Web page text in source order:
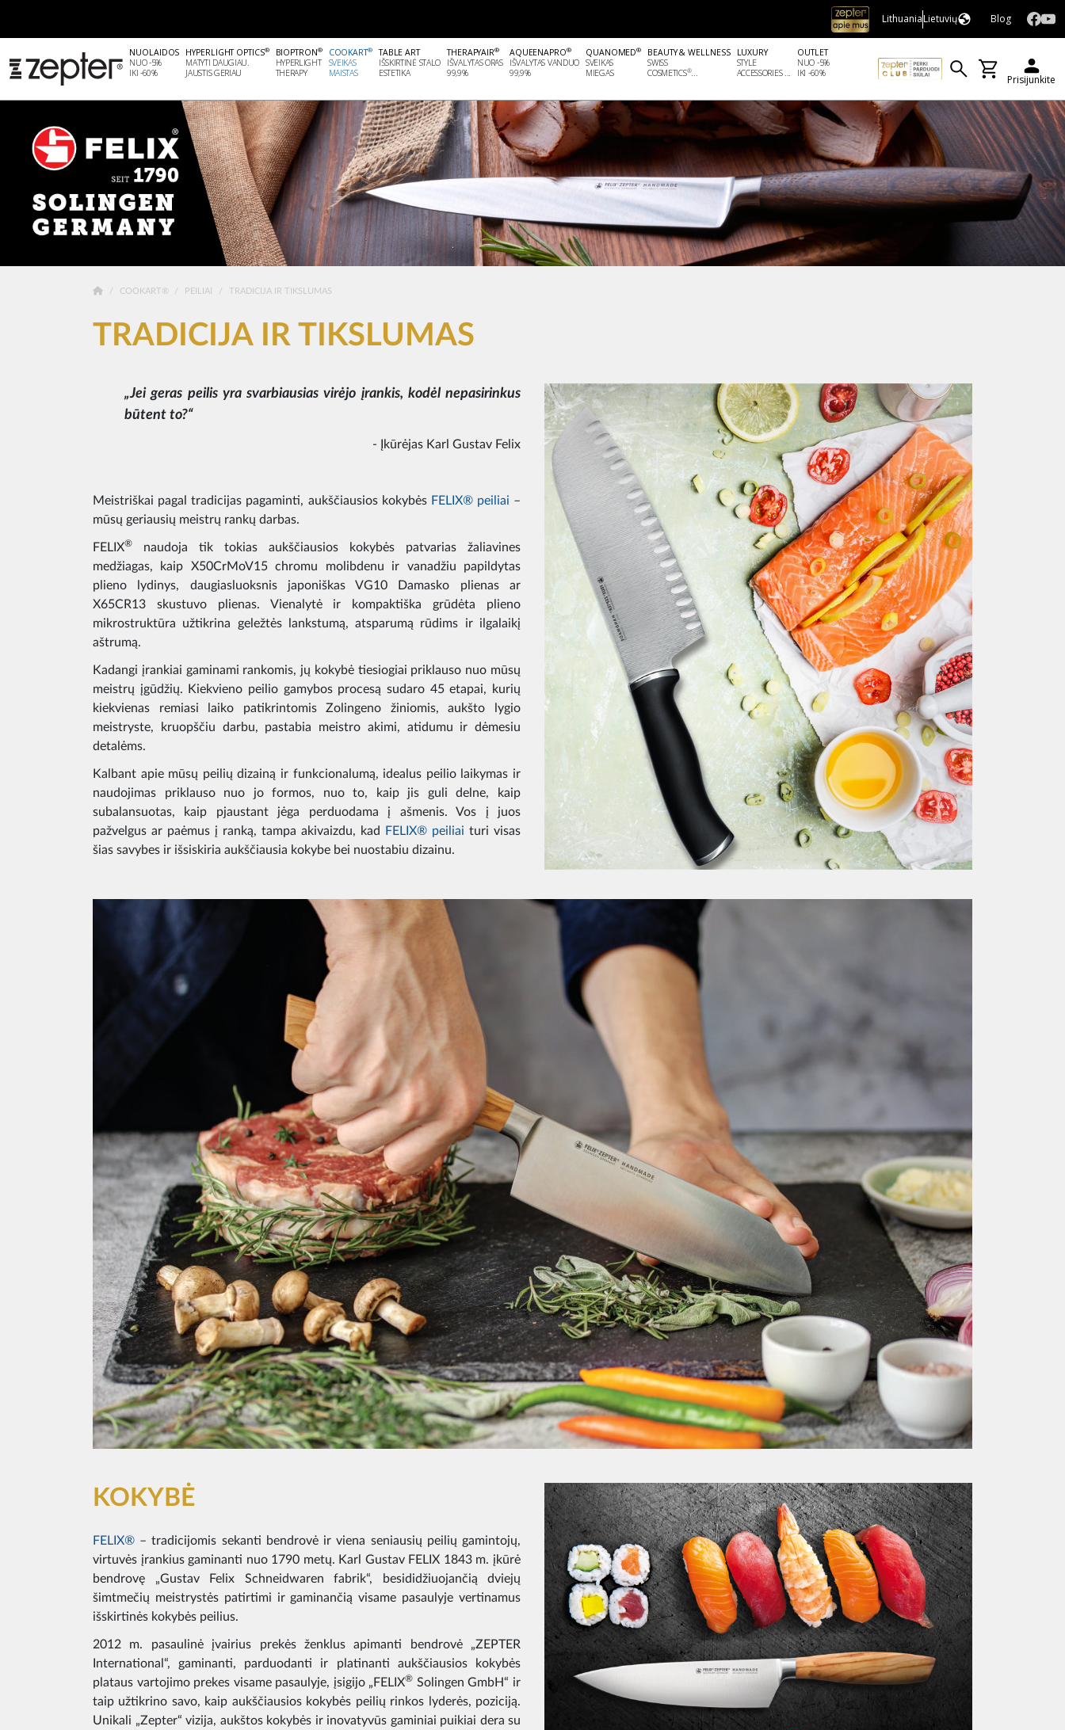
LithuaniaLietuvių Blog
NUOLAIDOS
NUO -5%
IKI -60%
HYPERLIGHT OPTICS®
MATYTI DAUGIAU.
JAUSTIS GERIAU
BIOPTRON®
HYPERLIGHT
THERAPY
COOKART®
SVEIKAS
MAISTAS
TABLE ART
IŠSKIRTINĖ STALO
ESTETIKA
THERAPYAIR®
IŠVALYTAS ORAS
99,9%
AQUEENAPRO®
IŠVALYTAS VANDUO
99,9%
QUANOMED®
SVEIKAS
MIEGAS
BEAUTY & WELLNESS
SWISS
COSMETICS®...
LUXURY
STYLE
ACCESSORIES ...
OUTLET
NUO -5%
IKI -60%
Prisijunkite
COOKART® PEILIAI TRADICIJA IR TIKSLUMAS
TRADICIJA IR TIKSLUMAS
„Jei geras peilis yra svarbiausias virėjo įrankis, kodėl nepasirinkus
būtent to?“
- Įkūrėjas Karl Gustav Felix
Meistriškai pagal tradicijas pagaminti, aukščiausios kokybės FELIX® peiliai –
mūsų geriausių meistrų rankų darbas.
FELIX®
naudoja tik tokias aukščiausios kokybės patvarias žaliavines
medžiagas, kaip X50CrMoV15 chromu molibdenu ir vanadžiu papildytas
plieno lydinys, daugiasluoksnis japoniškas VG10 Damasko plienas ar
X65CR13 skustuvo plienas. Vienalytė ir kompaktiška grūdėta plieno
mikrostruktūra užtikrina geležtės lankstumą, atsparumą rūdims ir ilgalaikį
aštrumą.
Kadangi įrankiai gaminami rankomis, jų kokybė tiesiogiai priklauso nuo mūsų
meistrų įgūdžių. Kiekvieno peilio gamybos procesą sudaro 45 etapai, kurių
kiekvienas remiasi laiko patikrintomis Zolingeno žiniomis, aukšto lygio
meistryste, kruopščiu darbu, pastabia meistro akimi, atidumu ir dėmesiu
detalėms.
Kalbant apie mūsų peilių dizainą ir funkcionalumą, idealus peilio laikymas ir
naudojimas priklauso nuo jo formos, nuo to, kaip jis guli delne, kaip
subalansuotas, kaip pjaustant jėga perduodama į ašmenis. Vos į juos
pažvelgus ar paėmus į ranką, tampa akivaizdu, kad
FELIX® peiliai turi visas
šias savybes ir išsiskiria aukščiausia kokybe bei nuostabiu dizainu.
KOKYBĖ
FELIX® – tradicijomis sekanti bendrovė ir viena seniausių peilių gamintojų,
virtuvės įrankius gaminanti nuo 1790 metų. Karl Gustav FELIX 1843 m. įkūrė
bendrovę „Gustav Felix Schneidwaren fabrik“, besididžiuojančią dviejų
šimtmečių meistrystės patirtimi ir gaminančią visame pasaulyje vertinamus
išskirtinės kokybės peilius.
2012 m. pasaulinė įvairius prekės ženklus apimanti bendrovė „ZEPTER
International“, gaminanti, parduodanti ir platinanti aukščiausios kokybės
plataus vartojimo prekes visame pasaulyje, įsigijo „FELIX® Solingen GmbH“ ir
taip užtikrino savo, kaip aukščiausios kokybės peilių rinkos lyderės, poziciją.
Unikali „Zepter“ vizija, aukštos kokybės ir inovatyvūs gaminiai puikiai dera su